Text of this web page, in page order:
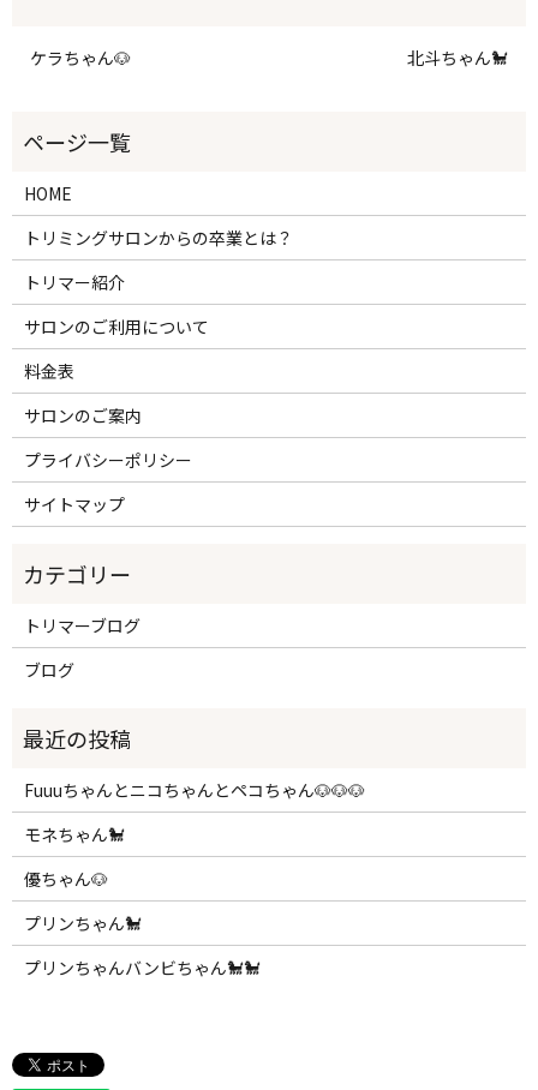
ケラちゃん🐶 北斗ちゃん🐩
HOME
トリミングサロンからの卒業とは？
トリマー紹介
サロンのご利用について
料金表
サロンのご案内
プライバシーポリシー
サイトマップ
トリマーブログ
ブログ
Fuuuちゃんとニコちゃんとペコちゃん🐶🐶🐶
モネちゃん🐩
優ちゃん🐶
プリンちゃん🐩
プリンちゃんバンビちゃん🐩🐩